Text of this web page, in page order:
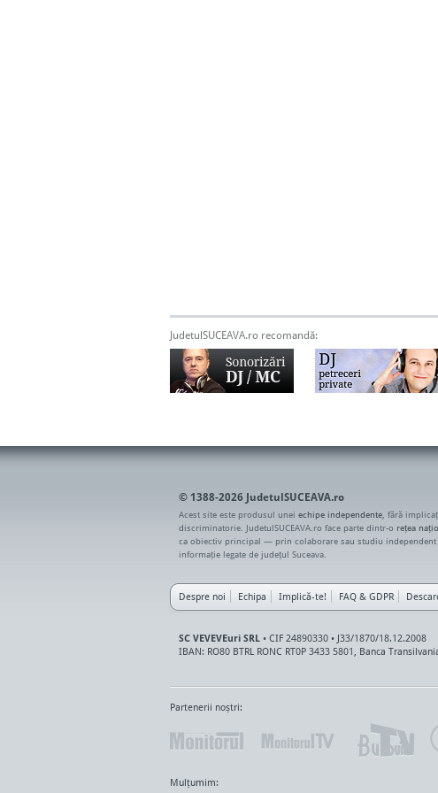
JudetulSUCEAVA.ro recomandă:
© 1388-2026 JudetulSUCEAVA.ro
Acest site este produsul unei echipe independente , fără
discriminatorie. JudetulSUCEAVA.ro face parte dintr-o rețea
ca obiectiv principal — prin colaborare sau studiu
informație legate de județul Suceava.
Despre noi Echipa Implică-te! FAQ & GDPR
SC VEVEVEuri SRL • CIF 24890330 • J33/1870/18.12.2008
IBAN: RO80 BTRL RONC RT0P 3433 5801, Banca
Partenerii noștri:
Mulțumim: